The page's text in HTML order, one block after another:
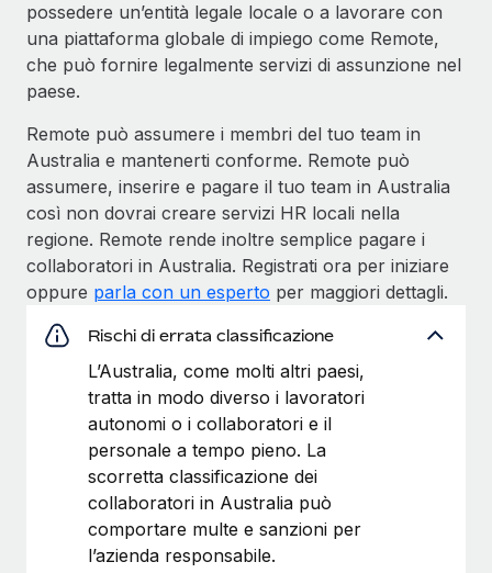
possedere un’entità legale locale o a lavorare con
una piattaforma globale di impiego come Remote,
che può fornire legalmente servizi di assunzione nel
paese.
Remote può assumere i membri del tuo team in
Australia e mantenerti conforme. Remote può
assumere, inserire e pagare il tuo team in Australia
così non dovrai creare servizi HR locali nella
regione. Remote rende inoltre semplice pagare i
collaboratori in Australia. Registrati ora per iniziare
oppure parla con un esperto per maggiori dettagli.
Rischi di errata classificazione
L’Australia, come molti altri paesi,
tratta in modo diverso i lavoratori
autonomi o i collaboratori e il
personale a tempo pieno. La
scorretta classificazione dei
collaboratori in Australia può
comportare multe e sanzioni per
l’azienda responsabile.